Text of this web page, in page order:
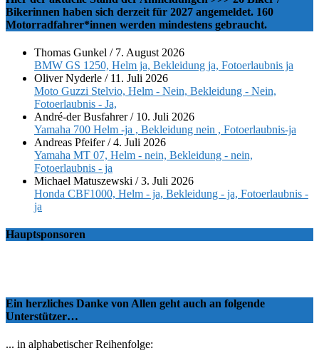
Bikerinnen haben sich derzeit für 2027 angemeldet. 160
Motorradfahrer*innen werden mindestens gebraucht.
Thomas Gunkel / 7. August 2026
BMW GS 1250, Helm ja, Bekleidung ja, Fotoerlaubnis ja
Oliver Nyderle / 11. Juli 2026
Moto Guzzi Stelvio, Helm - Nein, Bekleidung - Nein,
Fotoerlaubnis - Ja,
André-der Busfahrer/ 10. Juli 2026
Yamaha 700 Helm -ja , Bekleidung nein , Fotoerlaubnis-ja
Andreas Pfeifer/4. Juli 2026
Yamaha MT 07, Helm - nein, Bekleidung - nein,
Fotoerlaubnis - ja
Michael Matuszewski /3. Juli 2026
Honda CBF1000, Helm - ja, Bekleidung - ja, Fotoerlaubnis -
ja
Hauptsponsoren
Ein herzliches Danke von Allen geht auch an folgende
Unterstützer…
... in alphabetischer Reihenfolge: